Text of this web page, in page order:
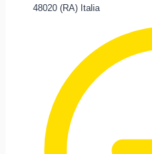
48020 (RA) Italia